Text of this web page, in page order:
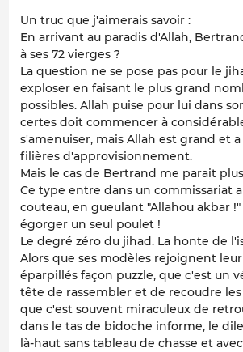
Un truc que j'aimerais savoir :
En arrivant au paradis d'Allah,
à ses 72 vierges ?
La question ne se pose pas pour le
exploser en faisant le plus grand
possibles. Allah puise pour lui dans
certes doit commencer à
s'amenuiser, mais Allah est grand et
filières d'approvisionnement.
Mais le cas de Bertrand me parait
Ce type entre dans un commissariat
couteau, en gueulant "Allahou akbar !"
égorger un seul poulet !
Le degré zéro du jihad. La honte de
Alors que ses modèles rejoignent
éparpillés façon puzzle, que c'est un
tête de rassembler et de recoudre
que c'est souvent miraculeux de
dans le tas de bidoche informe, le
là-haut sans tableau de chasse et